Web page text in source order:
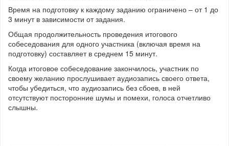
Время на подготовку к каждому заданию ограничено – от 1 до
3 минут в зависимости от задания.
Общая продолжительность проведения итогового
собеседования для одного участника (включая время на
подготовку) составляет в среднем 15 минут.
Когда итоговое собеседование закончилось, участник по
своему желанию прослушивает аудиозапись своего ответа,
чтобы убедиться, что аудиозапись без сбоев, в ней
отсутствуют посторонние шумы и помехи, голоса отчетливо
слышны.